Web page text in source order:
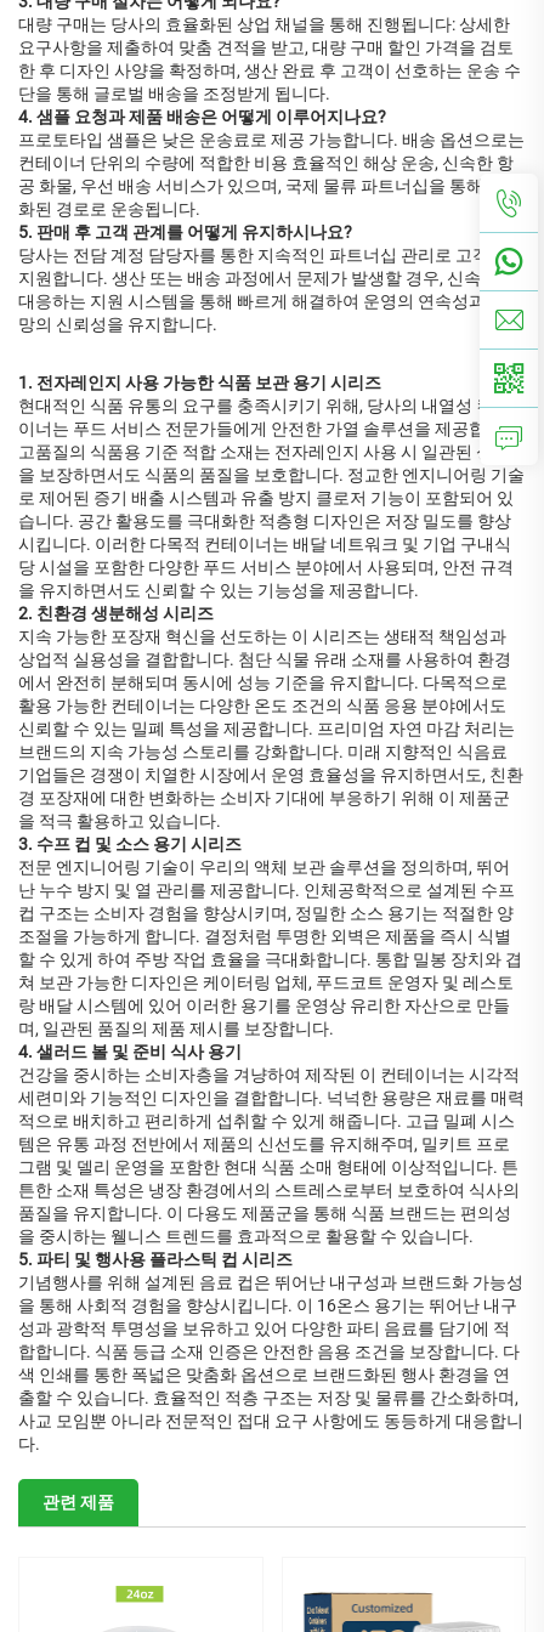
대량 구매는 당사의 효율화된 상업 채널을 통해 진행됩니다: 상세한
요구사항을 제출하여 맞춤 견적을 받고, 대량 구매 할인 가격을 검토
한 후 디자인 사양을 확정하며, 생산 완료 후 고객이 선호하는 운송 수
단을 통해 글로벌 배송을 조정받게 됩니다.
4. 샘플 요청과 제품 배송은 어떻게 이루어지나요?
프로토타입 샘플은 낮은 운송료로 제공 가능합니다. 배송 옵션으로는
컨테이너 단위의 수량에 적합한 비용 효율적인 해상 운송, 신속한 항
공 화물, 우선 배송 서비스가 있으며, 국제 물류 파트너십을 통해 최적
화된 경로로 운송됩니다.
5. 판매 후 고객 관계를 어떻게 유지하시나요?
당사는 전담 계정 담당자를 통한 지속적인 파트너십 관리로 고객을
지원합니다. 생산 또는 배송 과정에서 문제가 발생할 경우, 신속하게
대응하는 지원 시스템을 통해 빠르게 해결하여 운영의 연속성과 공급
망의 신뢰성을 유지합니다.
1. 전자레인지 사용 가능한 식품 보관 용기 시리즈
현대적인 식품 유통의 요구를 충족시키기 위해, 당사의 내열성 컨테
이너는 푸드 서비스 전문가들에게 안전한 가열 솔루션을 제공합니다.
고품질의 식품용 기준 적합 소재는 전자레인지 사용 시 일관된 성능
을 보장하면서도 식품의 품질을 보호합니다. 정교한 엔지니어링 기술
로 제어된 증기 배출 시스템과 유출 방지 클로저 기능이 포함되어 있
습니다. 공간 활용도를 극대화한 적층형 디자인은 저장 밀도를 향상
시킵니다. 이러한 다목적 컨테이너는 배달 네트워크 및 기업 구내식
당 시설을 포함한 다양한 푸드 서비스 분야에서 사용되며, 안전 규격
을 유지하면서도 신뢰할 수 있는 기능성을 제공합니다.
2. 친환경 생분해성 시리즈
지속 가능한 포장재 혁신을 선도하는 이 시리즈는 생태적 책임성과
상업적 실용성을 결합합니다. 첨단 식물 유래 소재를 사용하여 환경
에서 완전히 분해되며 동시에 성능 기준을 유지합니다. 다목적으로
활용 가능한 컨테이너는 다양한 온도 조건의 식품 응용 분야에서도
신뢰할 수 있는 밀폐 특성을 제공합니다. 프리미엄 자연 마감 처리는
브랜드의 지속 가능성 스토리를 강화합니다. 미래 지향적인 식음료
기업들은 경쟁이 치열한 시장에서 운영 효율성을 유지하면서도, 친환
경 포장재에 대한 변화하는 소비자 기대에 부응하기 위해 이 제품군
을 적극 활용하고 있습니다.
3. 수프 컵 및 소스 용기 시리즈
전문 엔지니어링 기술이 우리의 액체 보관 솔루션을 정의하며, 뛰어
난 누수 방지 및 열 관리를 제공합니다. 인체공학적으로 설계된 수프
컵 구조는 소비자 경험을 향상시키며, 정밀한 소스 용기는 적절한 양
조절을 가능하게 합니다. 결정처럼 투명한 외벽은 제품을 즉시 식별
할 수 있게 하여 주방 작업 효율을 극대화합니다. 통합 밀봉 장치와 겹
쳐 보관 가능한 디자인은 케이터링 업체, 푸드코트 운영자 및 레스토
랑 배달 시스템에 있어 이러한 용기를 운영상 유리한 자산으로 만들
며, 일관된 품질의 제품 제시를 보장합니다.
4. 샐러드 볼 및 준비 식사 용기
건강을 중시하는 소비자층을 겨냥하여 제작된 이 컨테이너는 시각적
세련미와 기능적인 디자인을 결합합니다. 넉넉한 용량은 재료를 매력
적으로 배치하고 편리하게 섭취할 수 있게 해줍니다. 고급 밀폐 시스
템은 유통 과정 전반에서 제품의 신선도를 유지해주며, 밀키트 프로
그램 및 델리 운영을 포함한 현대 식품 소매 형태에 이상적입니다. 튼
튼한 소재 특성은 냉장 환경에서의 스트레스로부터 보호하여 식사의
품질을 유지합니다. 이 다용도 제품군을 통해 식품 브랜드는 편의성
을 중시하는 웰니스 트렌드를 효과적으로 활용할 수 있습니다.
5. 파티 및 행사용 플라스틱 컵 시리즈
기념행사를 위해 설계된 음료 컵은 뛰어난 내구성과 브랜드화 가능성
을 통해 사회적 경험을 향상시킵니다. 이 16온스 용기는 뛰어난 내구
성과 광학적 투명성을 보유하고 있어 다양한 파티 음료를 담기에 적
합합니다. 식품 등급 소재 인증은 안전한 음용 조건을 보장합니다. 다
색 인쇄를 통한 폭넓은 맞춤화 옵션으로 브랜드화된 행사 환경을 연
출할 수 있습니다. 효율적인 적층 구조는 저장 및 물류를 간소화하며,
사교 모임뿐 아니라 전문적인 접대 요구 사항에도 동등하게 대응합니
다.
관련 제품